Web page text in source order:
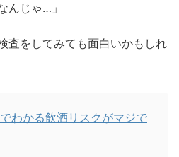
んじゃ…」
査をしてみても面白いかもしれ
わかる飲酒リスクがマジで